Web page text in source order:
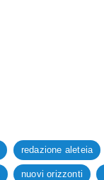
redazione aleteia
nuovi orizzonti